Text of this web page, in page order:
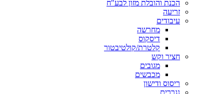
הכנת והובלת מזון לבע"ח
זריעה
עיבודים
מחרשה
דיסקוס
קלטרת/קולטיבטור
חציר וקש
מגובים
מכבשים
ריסוס ודישון
נגררים